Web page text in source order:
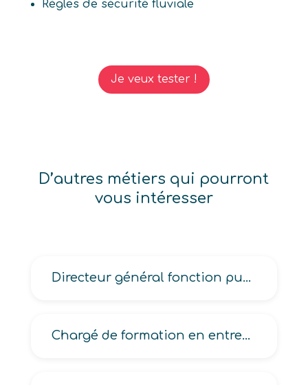
Règles de sécurité fluviale
Je veux tester !
D’autres métiers qui pourront
vous intéresser
Directeur général fonction publique et assimilé, Directeur Général délégué de grande entreprise
Chargé de formation en entreprise, de l’emploi et des compétences